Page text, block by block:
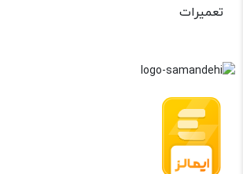
تعمیرات